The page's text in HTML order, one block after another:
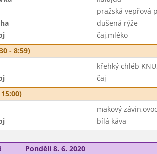
pražská vepřová
dušená rýže
čaj,mléko
- 8:59)
křehký chléb
čaj
makový
bílá káva
Pondělí 8. 6. 2020